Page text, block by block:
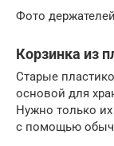
Фото
Корзинка из
Старые
основой для
Нужно только
с помощью